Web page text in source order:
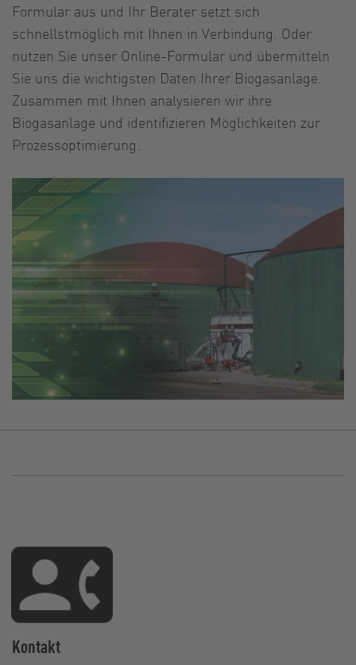
Formular aus und Ihr Berater setzt sich
schnellstmöglich mit Ihnen in Verbindung. Oder
nutzen Sie unser Online-Formular und übermitteln
Sie uns die wichtigsten Daten Ihrer Biogasanlage.
Zusammen mit Ihnen analysieren wir ihre
Biogasanlage und identifizieren Möglichkeiten zur
Prozessoptimierung.
Kontakt